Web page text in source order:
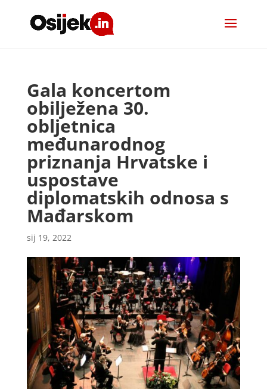
Gala koncertom
obilježena 30.
obljetnica
međunarodnog
priznanja Hrvatske i
uspostave
diplomatskih odnosa s
Mađarskom
sij 19, 2022